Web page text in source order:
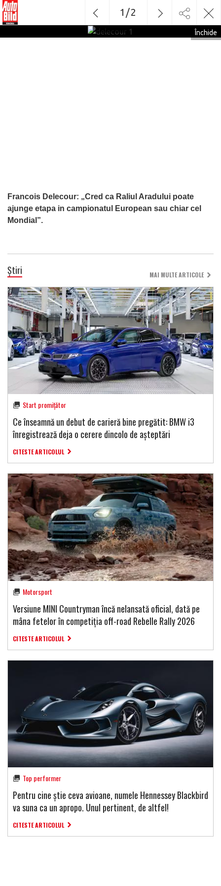
delecour
Francois Delecour: „Cred ca Raliul Aradului poate
ajunge etapa in campionatul European sau chiar cel
Mondial”.
Închide
1 /2
Știri MAI MULTE ARTICOLE
Start promițător
Ce înseamnă un debut de carieră bine pregătit: BMW i3
înregistrează deja o cerere dincolo de așteptări
CITESTE ARTICOLUL
Motorsport
Versiune MINI Countryman încă nelansată oficial, dată pe
mâna fetelor în competiția off-road Rebelle Rally 2026
CITESTE ARTICOLUL
Top performer
Pentru cine știe ceva avioane, numele Hennessey Blackbird
va suna ca un apropo. Unul pertinent, de altfel!
CITESTE ARTICOLUL